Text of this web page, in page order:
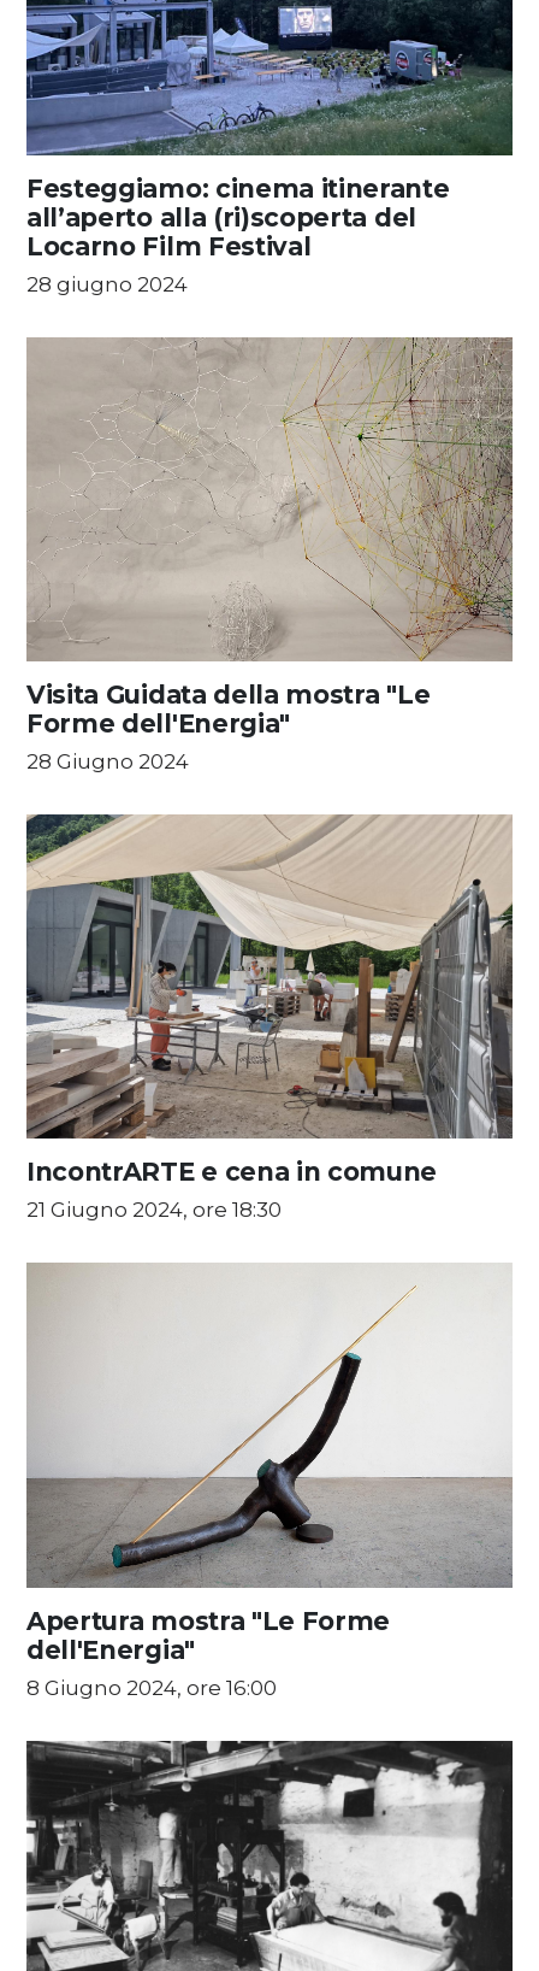
Festeggiamo: cinema itinerante
all’aperto alla (ri)scoperta del
Locarno Film Festival
28 giugno 2024
Visita Guidata della mostra "Le
Forme dell'Energia"
28 Giugno 2024
IncontrARTE e cena in comune
21 Giugno 2024, ore 18:30
Apertura mostra "Le Forme
dell'Energia"
8 Giugno 2024, ore 16:00